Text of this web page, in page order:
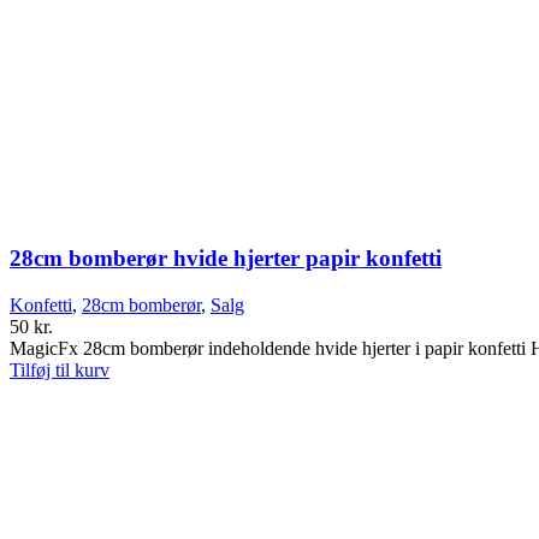
28cm bomberør hvide hjerter papir konfetti
Konfetti, 28cm bomberør, Salg
50 kr.
MagicFx 28cm bomberør indeholdende hvide hjerter i papir konfetti
Tilføj til kurv